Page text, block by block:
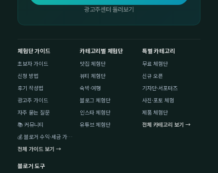
광고주센터 둘러보기
체험단 가이드
초보자 가이드
신청 방법
후기 작성법
광고주 가이드
자주 묻는 질문
📚 커뮤니티
💰 블로거 수익·세금 가이드
전체 가이드 보기 →
카테고리별 체험단
맛집 체험단
뷰티 체험단
숙박·여행
블로그 체험단
인스타 체험단
유튜브 체험단
특별 카테고리
무료 체험단
신규 오픈
기자단·서포터즈
사진·포토 체험
제품 체험단
전체 카테고리 보기 →
블로거 도구